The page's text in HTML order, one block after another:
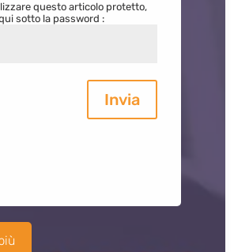
questo articolo protetto,
sotto la password :
Invia